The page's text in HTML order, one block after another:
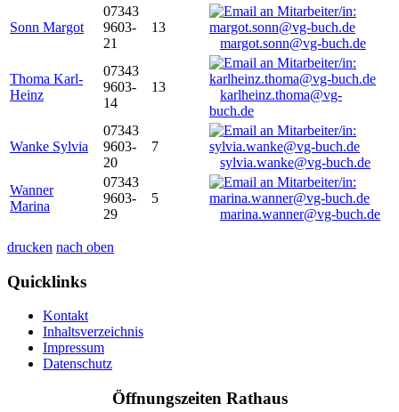
Sonn Margot
07343
9603-
21
13
margot.sonn@vg-buch.de
Thoma Karl-
Heinz
07343
9603-
14
13
karlheinz.thoma@vg-
buch.de
Wanke Sylvia
07343
9603-
20
7
sylvia.wanke@vg-buch.de
Wanner
Marina
07343
9603-
29
5
marina.wanner@vg-buch.de
drucken nach oben
Quicklinks
Kontakt
Inhaltsverzeichnis
Impressum
Datenschutz
Öffnungszeiten Rathaus